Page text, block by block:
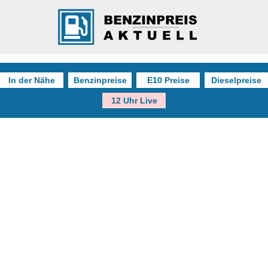
In der Nähe Benzinpreise E10 Preise Dieselpreise
12 Uhr Live